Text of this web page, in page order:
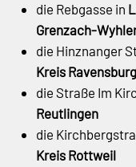
die Rebgasse in
Grenzach-
die Hinznanger
Kreis Ravensburg
die Straße Im
Reutlingen
die
Kreis Rottweil